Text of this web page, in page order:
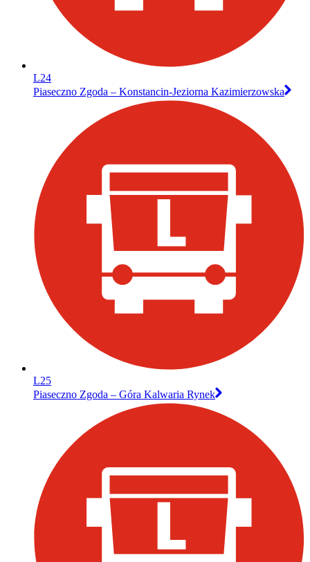
L24
Piaseczno Zgoda – Konstancin-Jeziorna Kazimierzowska
L25
Piaseczno Zgoda – Góra Kalwaria Rynek